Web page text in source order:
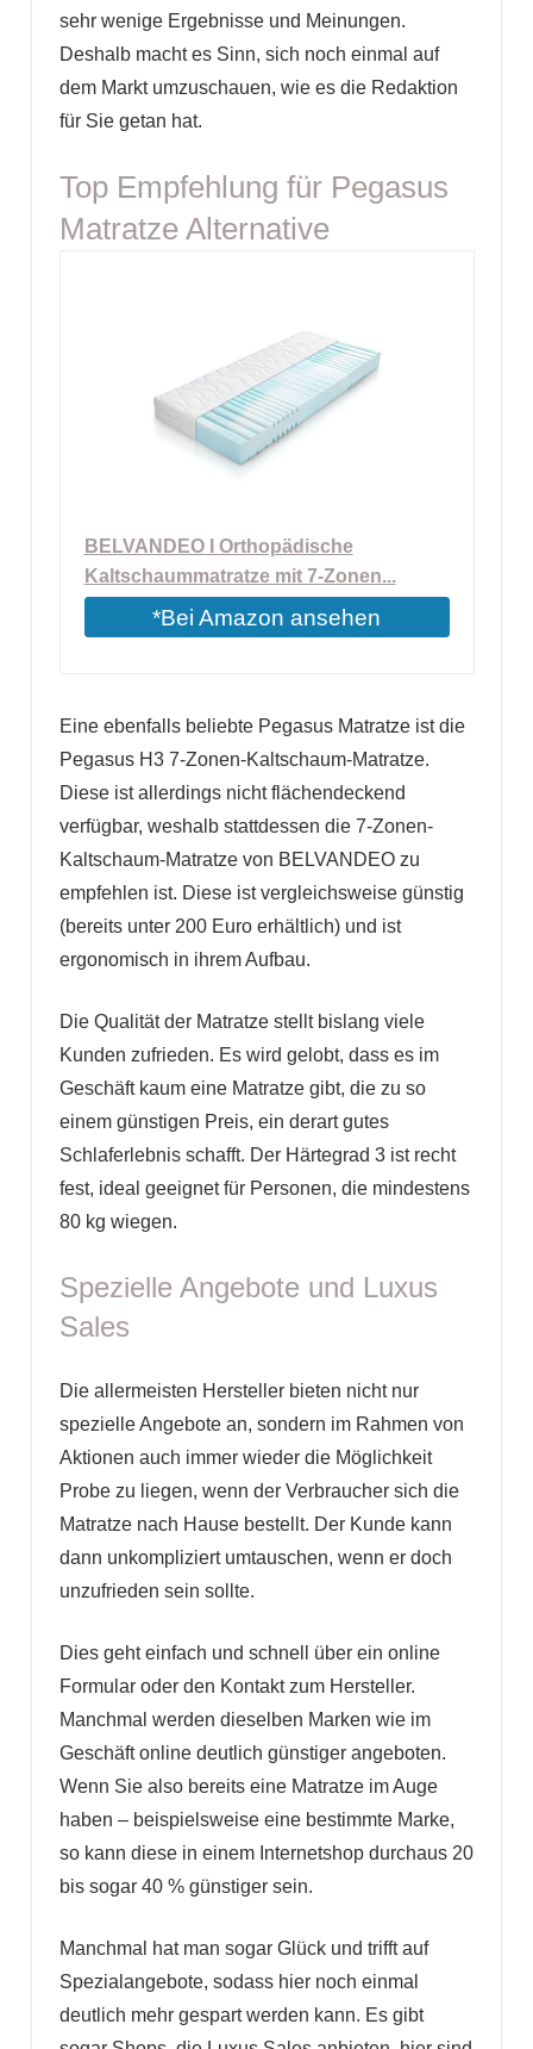
sehr wenige Ergebnisse und Meinungen.
Deshalb macht es Sinn, sich noch einmal auf
dem Markt umzuschauen, wie es die Redaktion
für Sie getan hat.
Top Empfehlung für Pegasus
Matratze Alternative
BELVANDEO I Orthopädische
Kaltschaummatratze mit 7-Zonen...
*Bei Amazon ansehen
Eine ebenfalls beliebte Pegasus Matratze ist die
Pegasus H3 7-Zonen-Kaltschaum-Matratze.
Diese ist allerdings nicht flächendeckend
verfügbar, weshalb stattdessen die 7-Zonen-
Kaltschaum-Matratze von BELVANDEO zu
empfehlen ist. Diese ist vergleichsweise günstig
(bereits unter 200 Euro erhältlich) und ist
ergonomisch in ihrem Aufbau.
Die Qualität der Matratze stellt bislang viele
Kunden zufrieden. Es wird gelobt, dass es im
Geschäft kaum eine Matratze gibt, die zu so
einem günstigen Preis, ein derart gutes
Schlaferlebnis schafft. Der Härtegrad 3 ist recht
fest, ideal geeignet für Personen, die mindestens
80 kg wiegen.
Spezielle Angebote und Luxus
Sales
Die allermeisten Hersteller bieten nicht nur
spezielle Angebote an, sondern im Rahmen von
Aktionen auch immer wieder die Möglichkeit
Probe zu liegen, wenn der Verbraucher sich die
Matratze nach Hause bestellt. Der Kunde kann
dann unkompliziert umtauschen, wenn er doch
unzufrieden sein sollte.
Dies geht einfach und schnell über ein online
Formular oder den Kontakt zum Hersteller.
Manchmal werden dieselben Marken wie im
Geschäft online deutlich günstiger angeboten.
Wenn Sie also bereits eine Matratze im Auge
haben – beispielsweise eine bestimmte Marke,
so kann diese in einem Internetshop durchaus 20
bis sogar 40 % günstiger sein.
Manchmal hat man sogar Glück und trifft auf
Spezialangebote, sodass hier noch einmal
deutlich mehr gespart werden kann. Es gibt